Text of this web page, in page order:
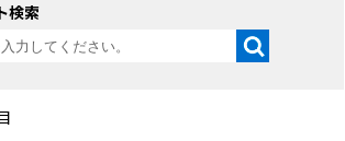
検索